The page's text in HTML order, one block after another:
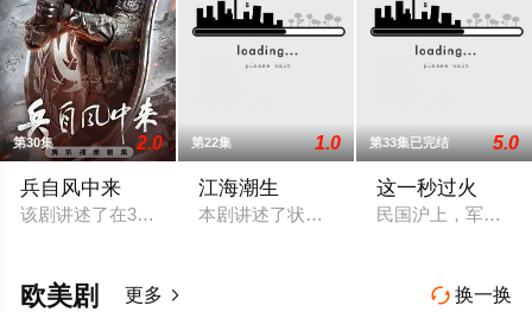
第30集 2.0
兵自风中来
该剧讲述了在396旅与陆军步兵学院联合举办的小型军事演习中
第22集 1.0
江海潮生
本剧讲述了状元实业家张謇创办大生企业
第33集已完结 5.0
这一秒过火
民国沪上，军阀幼
 换一换
欧美剧 更多 